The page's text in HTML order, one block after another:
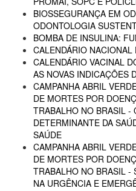
BIOSSEGURANÇA EM
ODONTOLOGIA
BOMBA DE INSULINA:
CALENDÁRIO
CALENDÁRIO VACINAL
AS NOVAS INDICAÇÕES
CAMPANHA ABRIL
DE MORTES POR
TRABALHO NO BRASIL -
DETERMINANTE DA
SAÚDE
CAMPANHA ABRIL
DE MORTES POR
TRABALHO NO BRASIL -
NA URGÊNCIA E